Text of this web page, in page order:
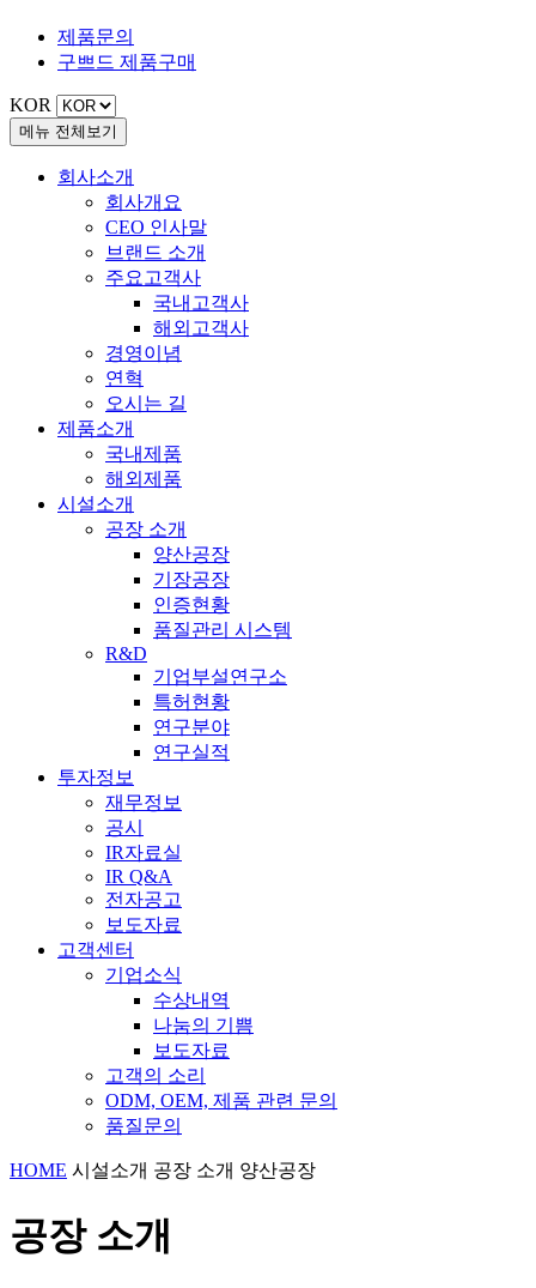
제품문의
구쁘드 제품구매
KOR
메뉴 전체보기
회사소개
회사개요
CEO 인사말
브랜드 소개
주요고객사
국내고객사
해외고객사
경영이념
연혁
오시는 길
제품소개
국내제품
해외제품
시설소개
공장 소개
양산공장
기장공장
인증현황
품질관리 시스템
R&D
기업부설연구소
특허현황
연구분야
연구실적
투자정보
재무정보
공시
IR자료실
IR Q&A
전자공고
보도자료
고객센터
기업소식
수상내역
나눔의 기쁨
보도자료
고객의 소리
ODM, OEM, 제품 관련 문의
품질문의
HOME 시설소개 공장 소개 양산공장
공장 소개